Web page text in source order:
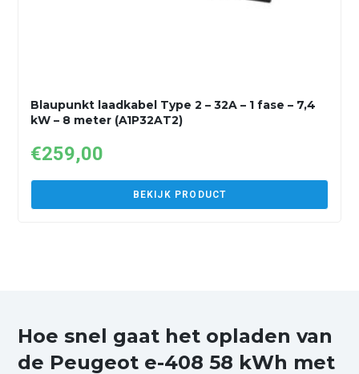
Blaupunkt laadkabel Type 2 – 32A – 1 fase – 7,4
kW – 8 meter (A1P32AT2)
€259,00
BEKIJK PRODUCT
Hoe snel gaat het opladen van
de Peugeot e-408 58 kWh met